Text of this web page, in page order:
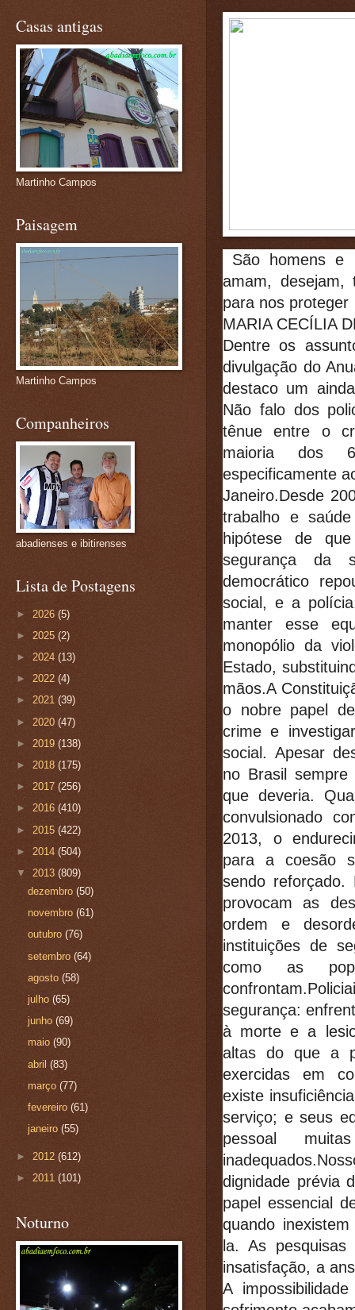
São homens e
amam,
para nos proteger
MARIA CECÍLIA
Dentre os
divulgação do
destaco um
Não falo dos
tênue entre o
maioria dos
especificamente
Janeiro.Desde
trabalho e
hipótese de
segurança da
democrático
social, e a
manter esse
monopólio da
Estado,
mãos.A
o nobre papel
crime e
social. Apesar
no Brasil
que deveria.
convulsionado
2013, o
para a coesão
sendo reforçado.
provocam as
ordem e
instituições de
como as
segurança:
à morte e a
altas do que a
exercidas em
existe
serviço; e seus
pessoal
dignidade prévia
papel essencial
quando
la. As
insatisfação, a
A
Casas antigas
Martinho Campos
Paisagem
Martinho Campos
Companheiros
abadienses e ibitirenses
Lista de Postagens
► 2026 (5)
► 2025 (2)
► 2024 (13)
► 2022 (4)
► 2021 (39)
► 2020 (47)
► 2019 (138)
► 2018 (175)
► 2017 (256)
► 2016 (410)
► 2015 (422)
► 2014 (504)
▼ 2013 (809)
dezembro(50)
novembro(61)
outubro(76)
setembro(64)
agosto(58)
julho(65)
junho(69)
maio(90)
abril(83)
março(77)
fevereiro(61)
janeiro(55)
► 2012 (612)
► 2011 (101)
Noturno